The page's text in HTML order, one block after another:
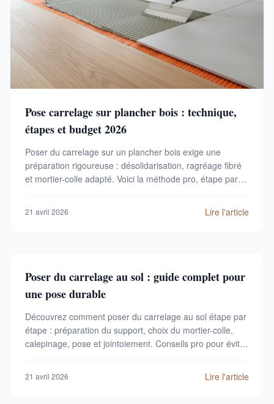
Pose carrelage sur plancher bois : technique,
étapes et budget 2026
Poser du carrelage sur un plancher bois exige une
préparation rigoureuse : désolidarisation, ragréage fibré
et mortier-colle adapté. Voici la méthode pro, étape par
21 avril 2026 Lire l'article
Poser du carrelage au sol : guide complet pour
une pose durable
Découvrez comment poser du carrelage au sol étape par
étape : préparation du support, choix du mortier-colle,
calepinage, pose et jointoiement. Conseils pro pour éviter
21 avril 2026 Lire l'article